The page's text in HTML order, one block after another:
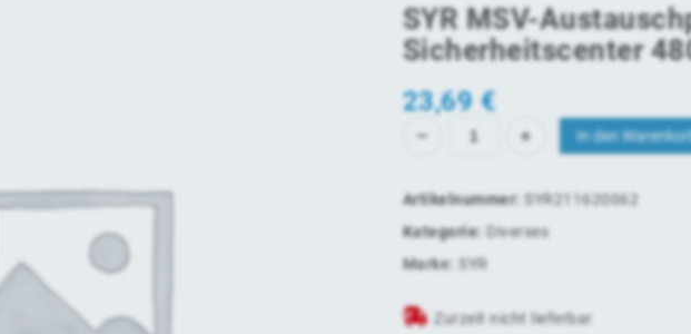
SYR MSV-
Sicherheitscenter
23,69€
In den
Artikelnummer: SYR211620062
Kategorie: Diverses
Marke: SYR
Zurzeit nicht lieferbar